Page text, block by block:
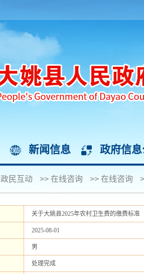
新闻信息 政府信
政民互动 >> 在线咨询 >> 在线咨询
关于大姚县2025年农村卫生费的缴费标准
2025-08-01
男
处理完成